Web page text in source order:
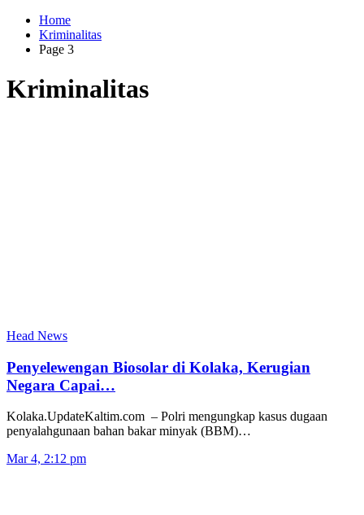
Home
Kriminalitas
Page 3
Kriminalitas
Head News
Penyelewengan Biosolar di Kolaka, Kerugian
Negara Capai…
Kolaka.UpdateKaltim.com – Polri mengungkap kasus dugaan
penyalahgunaan bahan bakar minyak (BBM)…
Mar 4, 2:12 pm